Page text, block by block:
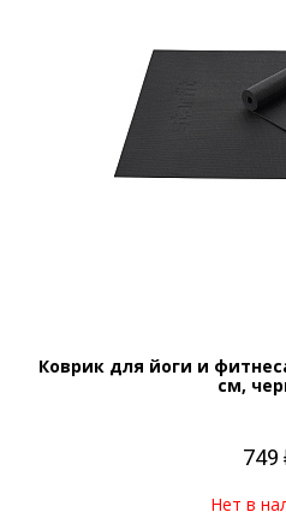
Коврик для йоги и фитнеса
см,
749
Нет в